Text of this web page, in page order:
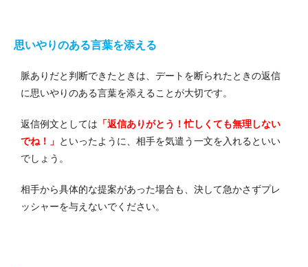
思いやりのある言葉を添える
脈ありだと判断できたときは、デートを断られたときの返信
に思いやりのある言葉を添えることが大切です。
返信例文としては 「返信ありがとう！忙しくても無理しない
でね！」 といったように、相手を気遣う一文を入れるといい
でしょう。
相手から具体的な提案があった場合も、決して急かさずプレ
ッシャーを与えないでください。